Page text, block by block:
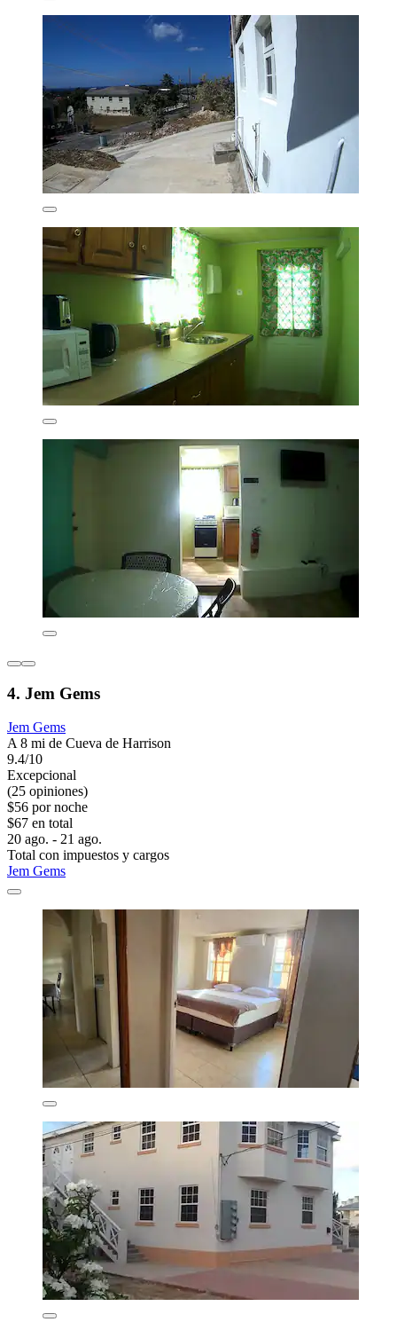
4. Jem Gems
Jem Gems
A 8 mi de Cueva de Harrison
9.4/10
Excepcional
(25 opiniones)
$56 por noche
$67 en total
20 ago. - 21 ago.
Total con impuestos y cargos
Jem Gems